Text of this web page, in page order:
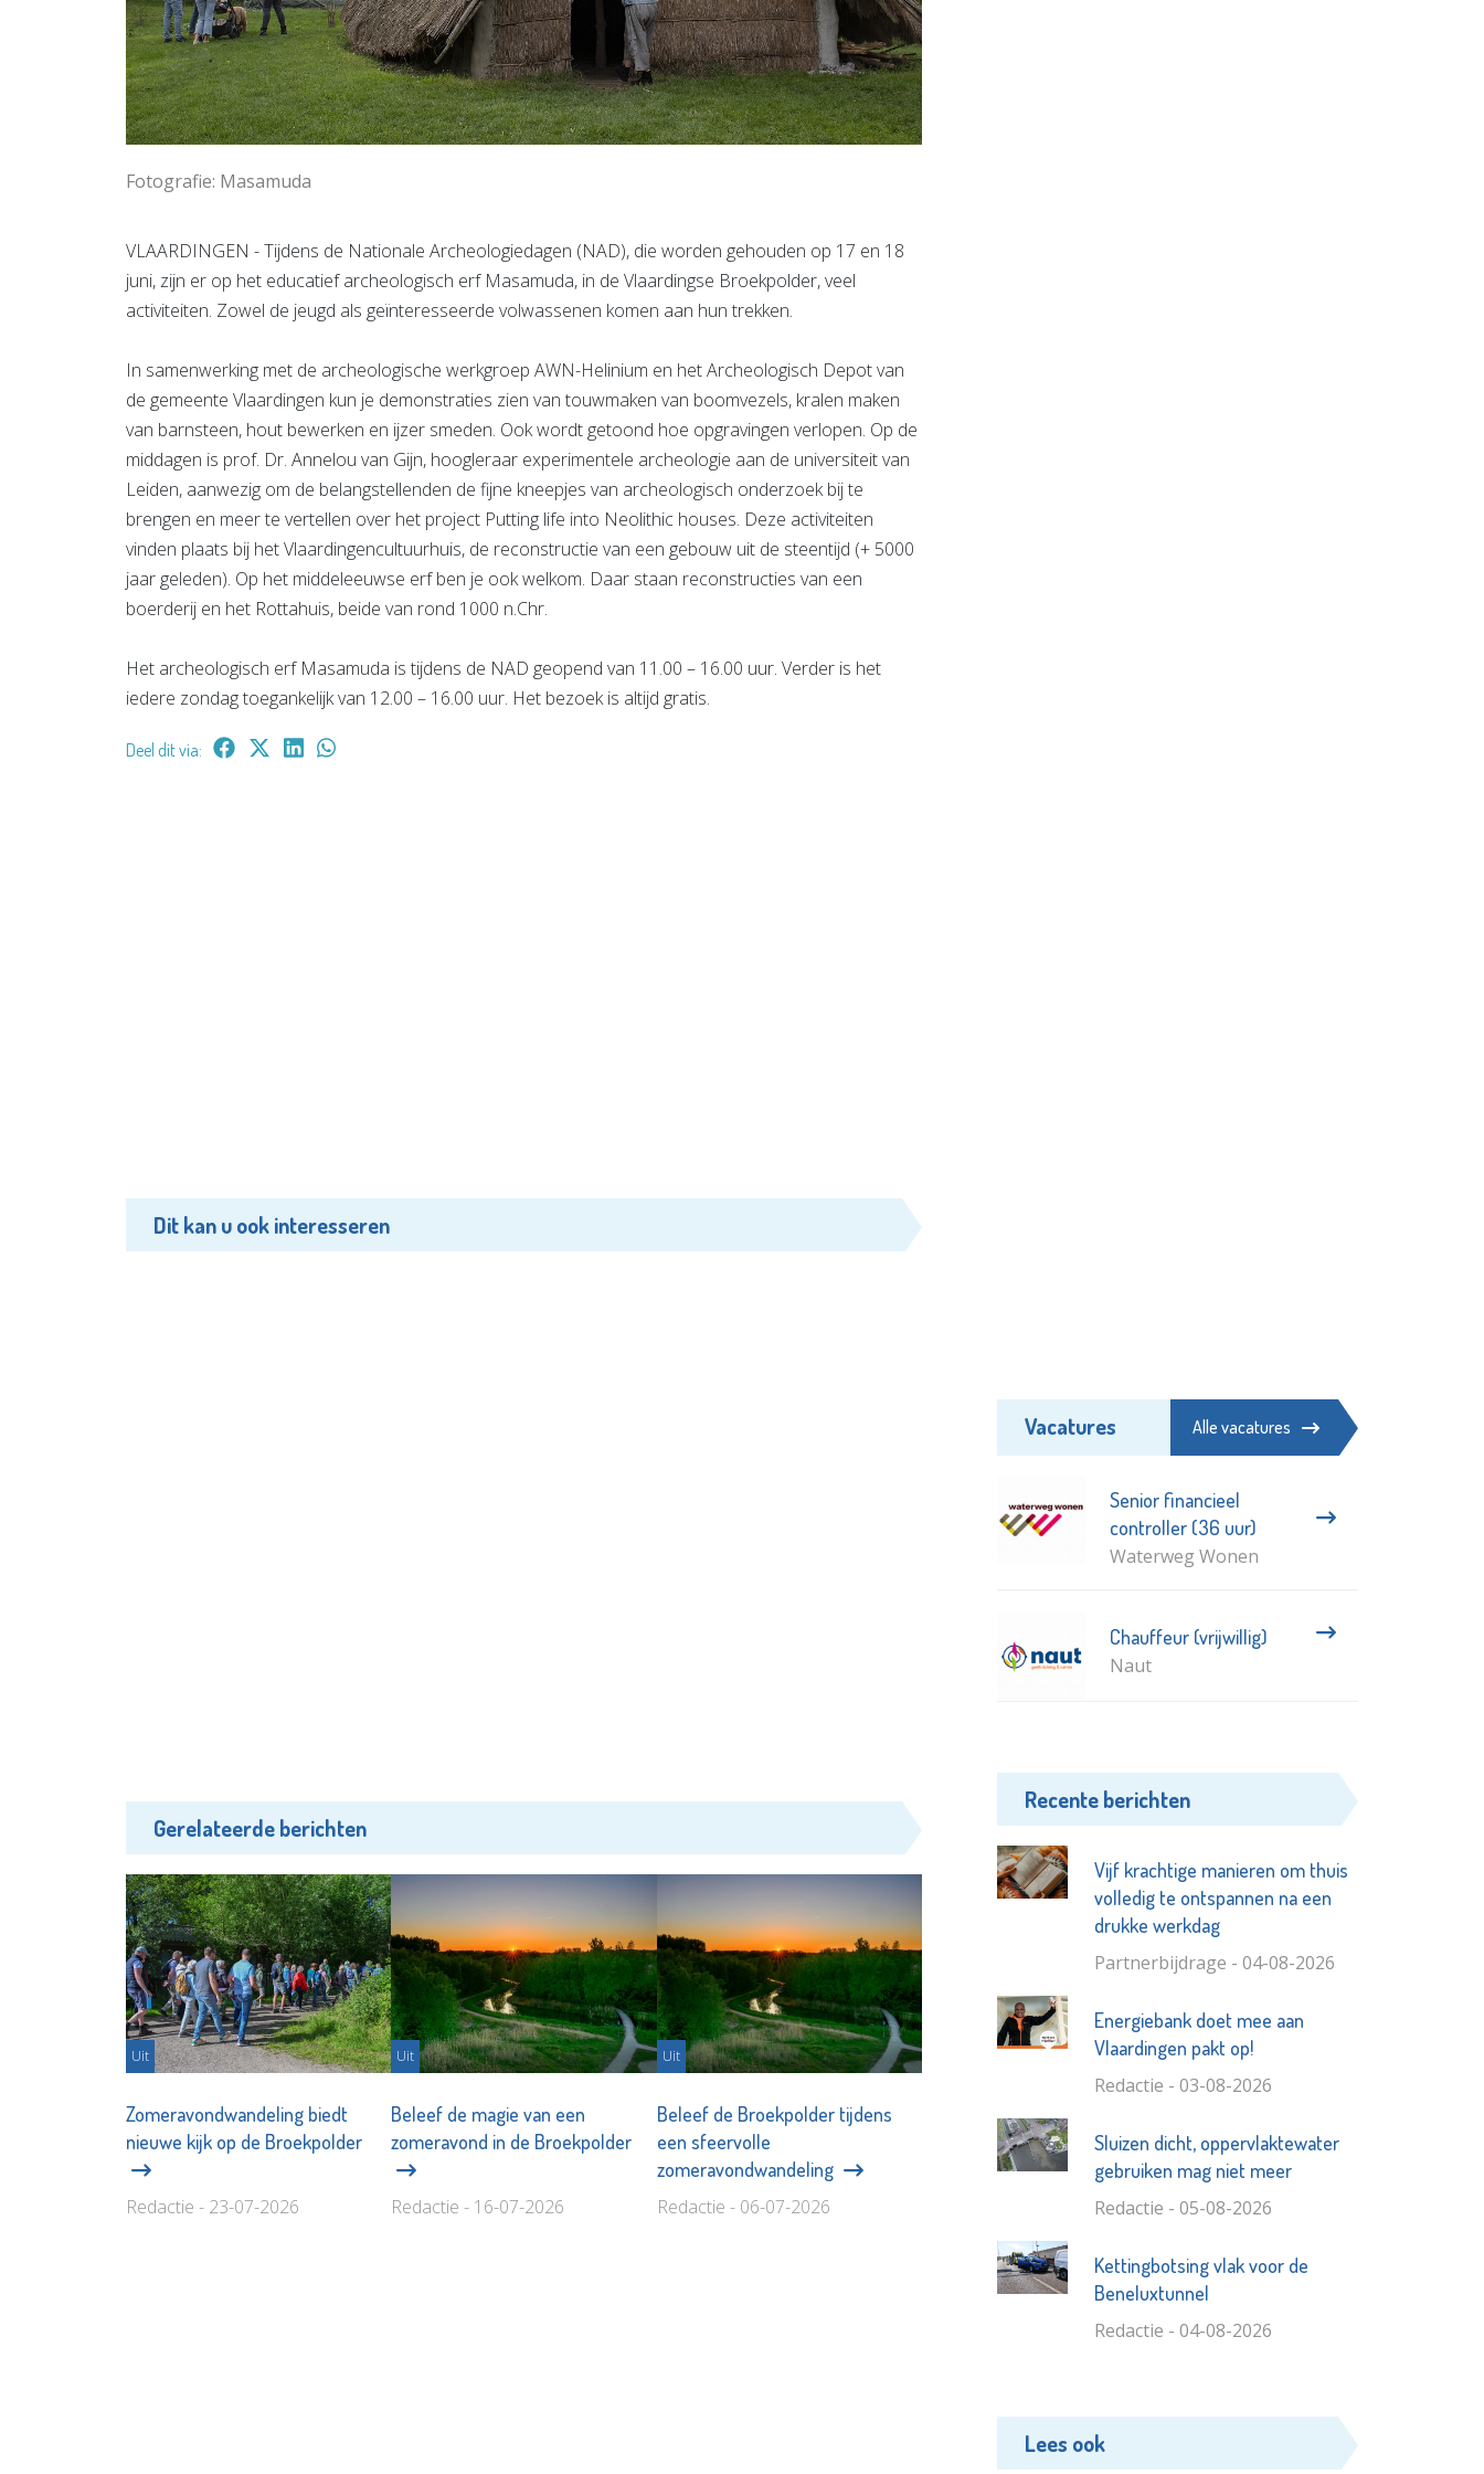
Fotografie: Masamuda
VLAARDINGEN - Tijdens de Nationale Archeologiedagen (NAD), die worden gehouden op 17 en 18
juni, zijn er op het educatief archeologisch erf Masamuda, in de Vlaardingse Broekpolder, veel
activiteiten. Zowel de jeugd als geïnteresseerde volwassenen komen aan hun trekken.
In samenwerking met de archeologische werkgroep AWN-Helinium en het Archeologisch Depot van
de gemeente Vlaardingen kun je demonstraties zien van touwmaken van boomvezels, kralen maken
van barnsteen, hout bewerken en ijzer smeden. Ook wordt getoond hoe opgravingen verlopen. Op de
middagen is prof. Dr. Annelou van Gijn, hoogleraar experimentele archeologie aan de universiteit van
Leiden, aanwezig om de belangstellenden de fijne kneepjes van archeologisch onderzoek bij te
brengen en meer te vertellen over het project Putting life into Neolithic houses. Deze activiteiten
vinden plaats bij het Vlaardingencultuurhuis, de reconstructie van een gebouw uit de steentijd (+ 5000
jaar geleden). Op het middeleeuwse erf ben je ook welkom. Daar staan reconstructies van een
boerderij en het Rottahuis, beide van rond 1000 n.Chr.
Het archeologisch erf Masamuda is tijdens de NAD geopend van 11.00 – 16.00 uur. Verder is het
iedere zondag toegankelijk van 12.00 – 16.00 uur. Het bezoek is altijd gratis.
Deel dit via:
Dit kan u ook interesseren
Gerelateerde berichten
Uit
Zomeravondwandeling biedt
nieuwe kijk op de Broekpolder
Redactie - 23-07-2026
Uit
Beleef de magie van een
zomeravond in de Broekpolder
Redactie - 16-07-2026
Uit
Beleef de Broekpolder tijdens
een sfeervolle
zomeravondwandeling
Redactie - 06-07-2026
Vacatures Alle vacatures
Senior financieel
controller (36 uur)
Waterweg Wonen
Chauffeur (vrijwillig)
Naut
Recente berichten
Vijf krachtige manieren om thuis
volledig te ontspannen na een
drukke werkdag
Partnerbijdrage - 04-08-2026
Energiebank doet mee aan
Vlaardingen pakt op!
Redactie - 03-08-2026
Sluizen dicht, oppervlaktewater
gebruiken mag niet meer
Redactie - 05-08-2026
Kettingbotsing vlak voor de
Beneluxtunnel
Redactie - 04-08-2026
Lees ook